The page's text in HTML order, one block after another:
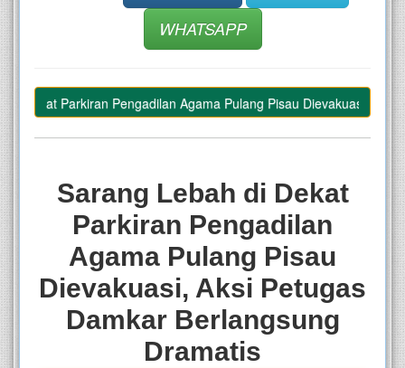
WHATSAPP
Parkiran Pengadilan Agama Pulang Pisau Dievakuasi, Aksi
Sarang Lebah di Dekat
Parkiran Pengadilan
Agama Pulang Pisau
Dievakuasi, Aksi Petugas
Damkar Berlangsung
Dramatis